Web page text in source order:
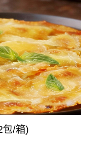
包/箱)